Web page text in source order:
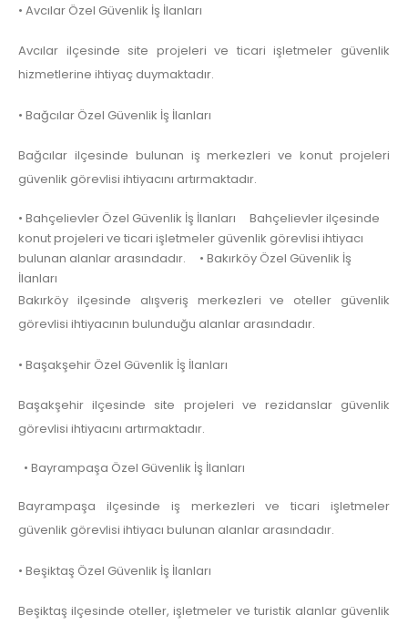
• Avcılar Özel Güvenlik İş İlanları
Avcılar ilçesinde site projeleri ve ticari işletmeler güvenlik
hizmetlerine ihtiyaç duymaktadır.
• Bağcılar Özel Güvenlik İş İlanları
Bağcılar ilçesinde bulunan iş merkezleri ve konut projeleri
güvenlik görevlisi ihtiyacını artırmaktadır.
• Bahçelievler Özel Güvenlik İş İlanları Bahçelievler ilçesinde
konut projeleri ve ticari işletmeler güvenlik görevlisi ihtiyacı
bulunan alanlar arasındadır. • Bakırköy Özel Güvenlik İş
İlanları
Bakırköy ilçesinde alışveriş merkezleri ve oteller güvenlik
görevlisi ihtiyacının bulunduğu alanlar arasındadır.
• Başakşehir Özel Güvenlik İş İlanları
Başakşehir ilçesinde site projeleri ve rezidanslar güvenlik
görevlisi ihtiyacını artırmaktadır.
• Bayrampaşa Özel Güvenlik İş İlanları
Bayrampaşa ilçesinde iş merkezleri ve ticari işletmeler
güvenlik görevlisi ihtiyacı bulunan alanlar arasındadır.
• Beşiktaş Özel Güvenlik İş İlanları
Beşiktaş ilçesinde oteller, işletmeler ve turistik alanlar güvenlik